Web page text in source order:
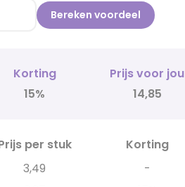
Bereken voordeel
Korting
Prijs voor jou
15% 14,85
per stuk
Korting
3,49
-